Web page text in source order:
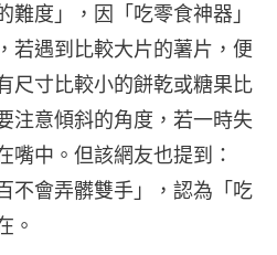
度」，因「吃零食神器」
若遇到比較大片的薯片，便
尺寸比較小的餅乾或糖果比
注意傾斜的角度，若一時失
嘴中。但該網友也提到：
不會弄髒雙手」，認為「吃
。